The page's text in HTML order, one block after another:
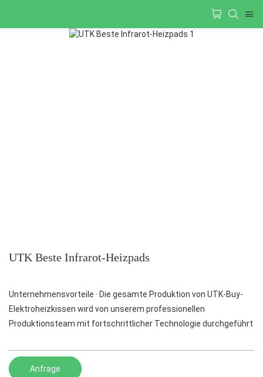
UTK Beste Infrarot-Heizpads
Unternehmensvorteile · Die gesamte Produktion von UTK-Buy-
Elektroheizkissen wird von unserem professionellen
Produktionsteam mit fortschrittlicher Technologie durchgeführt
Anfrage